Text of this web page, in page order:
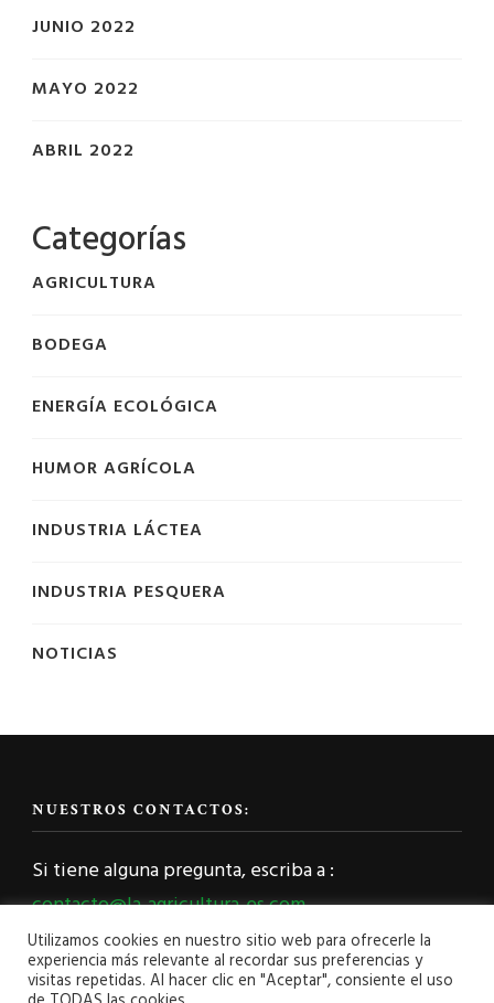
JUNIO 2022
MAYO 2022
ABRIL 2022
Categorías
AGRICULTURA
BODEGA
ENERGÍA ECOLÓGICA
HUMOR AGRÍCOLA
INDUSTRIA LÁCTEA
INDUSTRIA PESQUERA
NOTICIAS
NUESTROS CONTACTOS:
Si tiene alguna pregunta, escriba a :
contacto@la-agricultura-es.com
Utilizamos cookies en nuestro sitio web para ofrecerle la
experiencia más relevante al recordar sus preferencias y
visitas repetidas. Al hacer clic en "Aceptar", consiente el uso